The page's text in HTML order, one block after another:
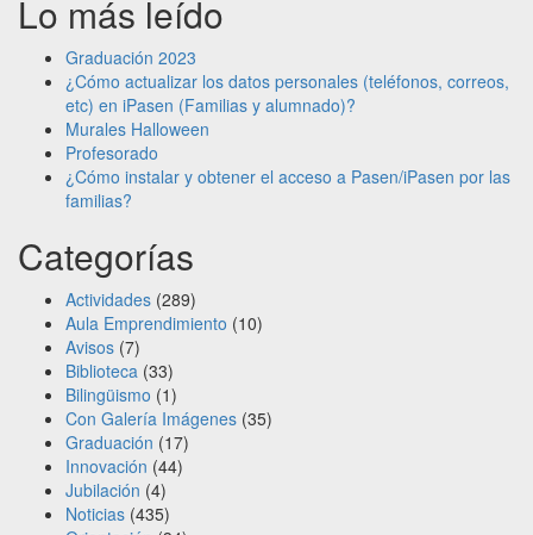
Lo más leído
Graduación 2023
¿Cómo actualizar los datos personales (teléfonos, correos,
etc) en iPasen (Familias y alumnado)?
Murales Halloween
Profesorado
¿Cómo instalar y obtener el acceso a Pasen/iPasen por las
familias?
Categorías
Actividades (289)
Aula Emprendimiento (10)
Avisos (7)
Biblioteca (33)
Bilingüismo (1)
Con Galería Imágenes (35)
Graduación (17)
Innovación (44)
Jubilación (4)
Noticias (435)